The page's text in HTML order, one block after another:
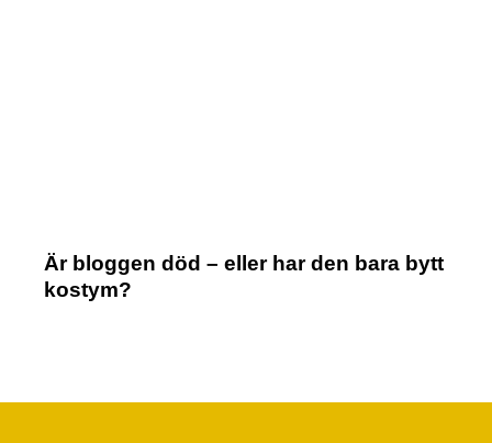
Är bloggen död – eller har den bara bytt
kostym?